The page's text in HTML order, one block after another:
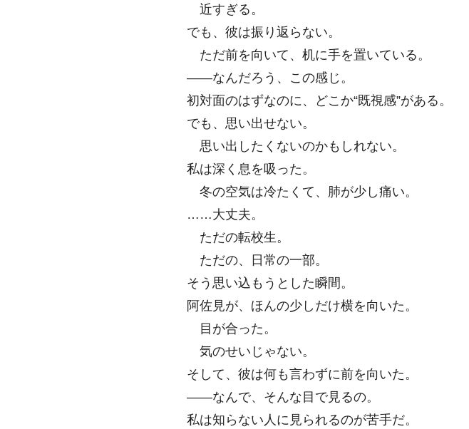
近すぎる。
でも、彼は振り返らない。
ただ前を向いて、机に手を置いている。
――なんだろう、この感じ。
初対面のはずなのに、どこか“既視感”がある。
でも、思い出せない。
思い出したくないのかもしれない。
私は深く息を吸った。
冬の空気は冷たくて、肺が少し痛い。
……大丈夫。
ただの転校生。
ただの、日常の一部。
そう思い込もうとした瞬間。
阿佐見が、ほんの少しだけ横を向いた。
目が合った。
気のせいじゃない。
そして、彼は何も言わずに前を向いた。
――なんで、そんな目で見るの。
私は知らない人に見られるのが苦手だ。